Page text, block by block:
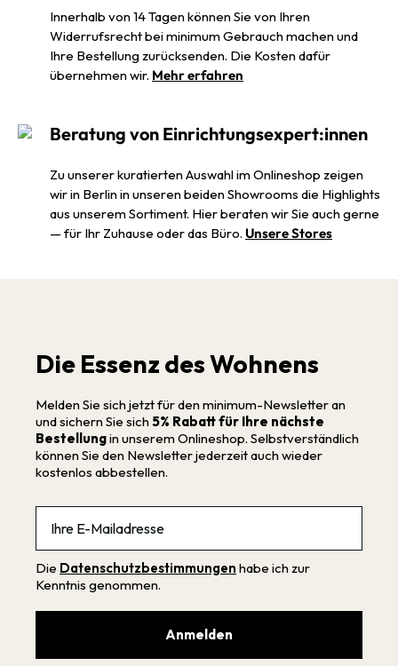
Innerhalb von 14 Tagen können Sie von Ihren
Widerrufsrecht bei minimum Gebrauch machen und
Ihre Bestellung zurücksenden. Die Kosten dafür
übernehmen wir. Mehr erfahren
Beratung von Einrichtungsexpert:innen
Zu unserer kuratierten Auswahl im Onlineshop zeigen
wir in Berlin in unseren beiden Showrooms die Highlights
aus unserem Sortiment. Hier beraten wir Sie auch gerne
— für Ihr Zuhause oder das Büro. Unsere Stores
Die Essenz des Wohnens
Melden Sie sich jetzt für den minimum-Newsletter an
und sichern Sie sich 5% Rabatt für Ihre nächste
Bestellungin unserem Onlineshop. Selbstverständlich
können Sie den Newsletter jederzeit auch wieder
kostenlos abbestellen.
Die Datenschutzbestimmungen habe ich zur
Kenntnis genommen.
Anmelden